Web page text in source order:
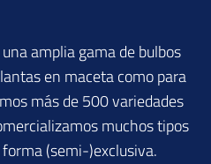
amplia gama de bulbos
en maceta como para
más de 500 variedades
muchos tipos
(semi-)exclusiva.